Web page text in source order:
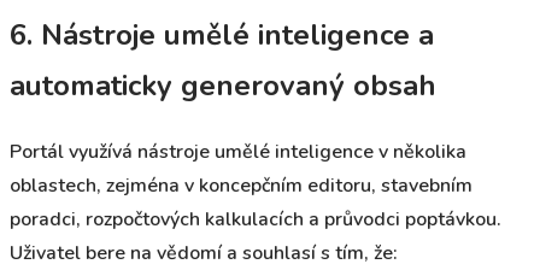
6. Nástroje umělé inteligence a
automaticky generovaný obsah
Portál využívá nástroje umělé inteligence v několika
oblastech, zejména v koncepčním editoru, stavebním
poradci, rozpočtových kalkulacích a průvodci poptávkou.
Uživatel bere na vědomí a souhlasí s tím, že: